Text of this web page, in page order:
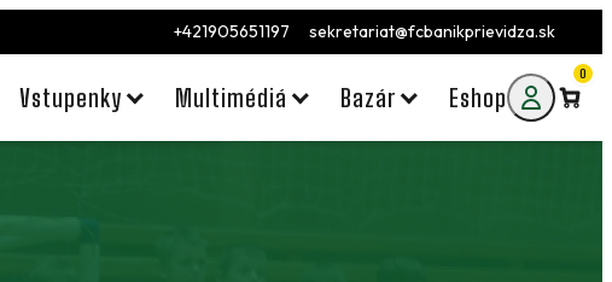
+421905651197 sekretariat@fcbanikprievidza.sk
Vstupenky Multimédiá Bazár Eshop
0